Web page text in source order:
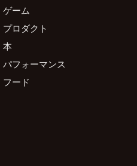
ゲーム
プロダクト
本
パフォーマンス
フード